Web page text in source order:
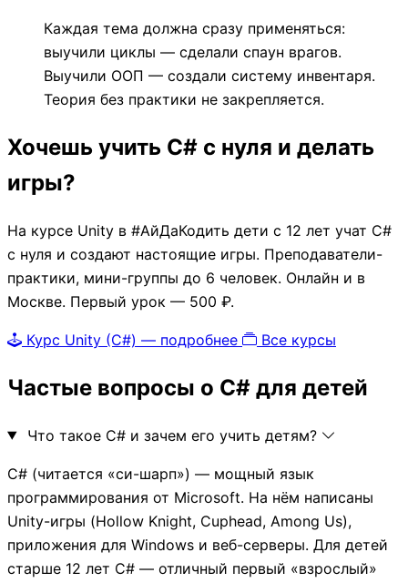
Каждая тема должна сразу применяться:
выучили циклы — сделали спаун врагов.
Выучили ООП — создали систему инвентаря.
Теория без практики не закрепляется.
Хочешь учить C# с нуля и делать
игры?
На курсе Unity в #АйДаКодить дети с 12 лет учат C#
с нуля и создают настоящие игры. Преподаватели-
практики, мини-группы до 6 человек. Онлайн и в
Москве. Первый урок — 500 ₽.
Курс Unity (C#) — подробнее Все курсы
Частые вопросы о C# для детей
Что такое C# и зачем его учить детям?
C# (читается «си-шарп») — мощный язык
программирования от Microsoft. На нём написаны
Unity-игры (Hollow Knight, Cuphead, Among Us),
приложения для Windows и веб-серверы. Для детей
старше 12 лет C# — отличный первый «взрослый»